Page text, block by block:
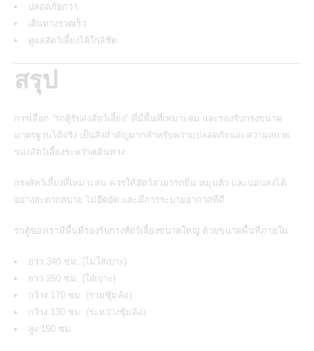
ปลอดภัยกว่า
เดินทางรวดเร็ว
ดูแลสัตว์เลี้ยงได้ใกล้ชิด
สรุป
การเลือก “รถตู้รับส่งสัตว์เลี้ยง” ที่มีพื้นที่เหมาะสม และรองรับกรงขนาด
มาตรฐานได้จริง เป็นสิ่งสำคัญมากสำหรับความปลอดภัยและความสบาย
ของสัตว์เลี้ยงระหว่างเดินทาง
กรงสัตว์เลี้ยงที่เหมาะสม ควรให้สัตว์สามารถยืน หมุนตัว และนอนลงได้
อย่างสะดวกสบาย ไม่อึดอัด และมีการระบายอากาศที่ดี
รถตู้ของเรามีพื้นที่รองรับกรงสัตว์เลี้ยงขนาดใหญ่ ด้วยขนาดพื้นที่ภายใน:
ยาว 340 ซม. (ไม่ใส่เบาะ)
ยาว 250 ซม. (ใส่เบาะ)
กว้าง 170 ซม. (รวมซุ้มล้อ)
กว้าง 130 ซม. (ระหว่างซุ้มล้อ)
สูง 150 ซม.